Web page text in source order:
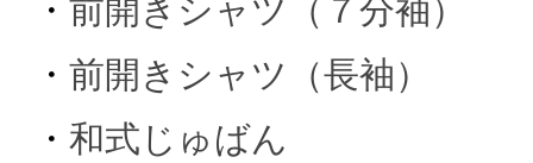
・ 前開きシャツ（７分袖）
・ 前開きシャツ（長袖）
・ 和式じゅばん